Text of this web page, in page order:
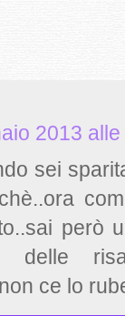
2013
sei
però
ce lo